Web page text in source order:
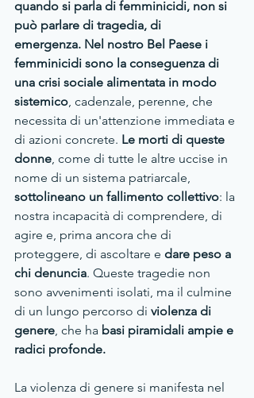
quando si parla di femminicidi, non si
può parlare di tragedia, di
emergenza. Nel nostro Bel Paese i
femminicidi sono la conseguenza di
una crisi sociale alimentata in modo
sistemico, cadenzale, perenne, che
necessita di un'attenzione immediata e
di azioni concrete. Le morti di queste
donne, come di tutte le altre uccise in
nome di un sistema patriarcale,
sottolineano un fallimento collettivo: la
nostra incapacità di comprendere, di
agire e, prima ancora che di
proteggere, di ascoltare e dare peso a
chi denuncia. Queste tragedie non
sono avvenimenti isolati, ma il culmine
di un lungo percorso di violenza di
genere, che ha basi piramidali ampie e
radici profonde.
La violenza di genere si manifesta nel